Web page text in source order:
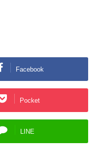
Facebook
Pocket
LINE